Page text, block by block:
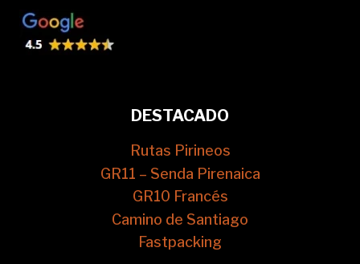
DESTACADO
Rutas Pirineos
GR11 – Senda Pirenaica
GR10 Francés
Camino de Santiago
Fastpacking